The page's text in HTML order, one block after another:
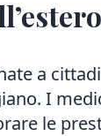
a
I
le